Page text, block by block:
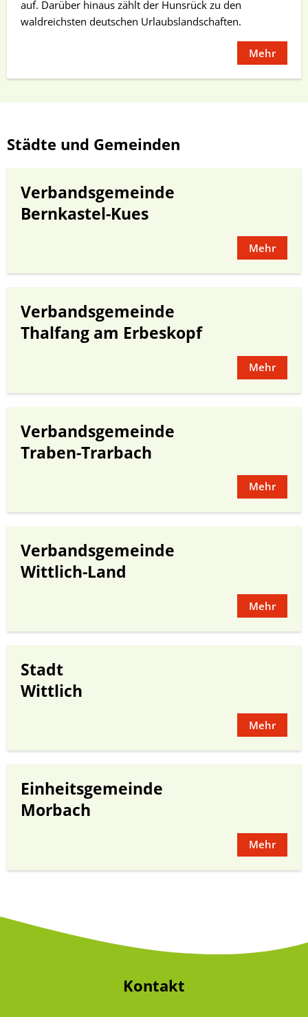
auf. Darüber hinaus zählt der Hunsrück zu den
waldreichsten deutschen Urlaubslandschaften.
Mehr
Städte und Gemeinden
Verbandsgemeinde
Bernkastel-Kues
Mehr
Verbandsgemeinde
Thalfang am Erbeskopf
Mehr
Verbandsgemeinde
Traben-Trarbach
Mehr
Verbandsgemeinde
Wittlich-Land
Mehr
Stadt
Wittlich
Mehr
Einheitsgemeinde
Morbach
Mehr
Kontakt